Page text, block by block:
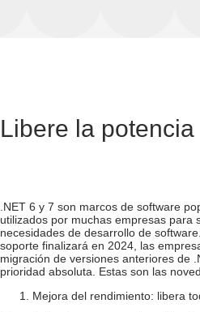
Libere la
.NET 6 y 7 son marcos de software
utilizados por muchas empresas para
necesidades de desarrollo de
soporte finalizará en 2024, las
migración de versiones anteriores de
prioridad absoluta. Estas son las
Mejora del rendimiento: libera